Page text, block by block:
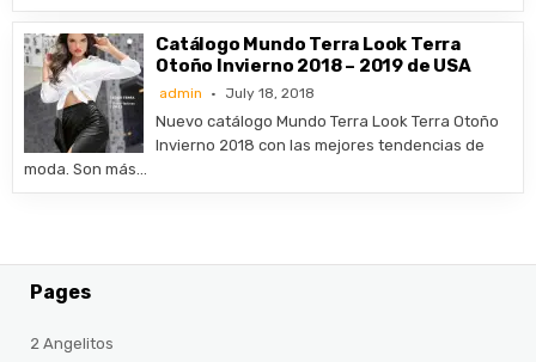
Catálogo Mundo Terra Look Terra
Otoño Invierno 2018 – 2019 de USA
admin July 18, 2018
Nuevo catálogo Mundo Terra Look Terra Otoño
Invierno 2018 con las mejores tendencias de
moda. Son más…
Pages
2 Angelitos